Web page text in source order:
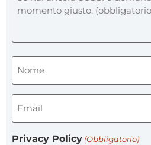
Nome
(obbligatorio)
Email
(obbligatorio)
Privacy Policy (Obbligatorio)